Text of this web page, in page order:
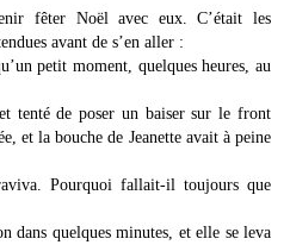
fêter Noël avec eux. C’était les
avant de s’en aller :
petit moment, quelques heures, au
tenté de poser un baiser sur le front
et la bouche de Jeanette avait à peine
Pourquoi fallait-il toujours que
dans quelques minutes, et elle se leva